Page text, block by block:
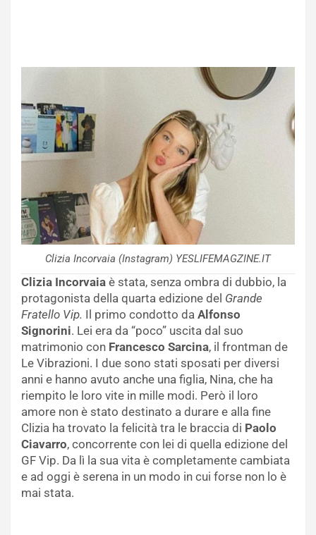
Clizia Incorvaia (Instagram) YESLIFEMAGZINE.IT
Clizia Incorvaia è stata, senza ombra di dubbio, la
protagonista della quarta edizione del Grande
Fratello Vip. Il primo condotto da Alfonso
Signorini. Lei era da “poco” uscita dal suo
matrimonio con Francesco Sarcina, il frontman de
Le Vibrazioni. I due sono stati sposati per diversi
anni e hanno avuto anche una figlia, Nina, che ha
riempito le loro vite in mille modi. Però il loro
amore non è stato destinato a durare e alla fine
Clizia ha trovato la felicità tra le braccia di Paolo
Ciavarro, concorrente con lei di quella edizione del
GF Vip. Da lì la sua vita è completamente cambiata
e ad oggi è serena in un modo in cui forse non lo è
mai stata.